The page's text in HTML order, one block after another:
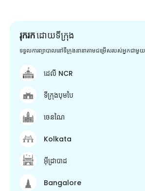
រុករកដោយទីក្រុង
ទទួលការព្យាបាលនៅទីក្រុងនានាតាមជម្រើសរបស់អ្នកជា
ដេលី NCR
ទីក្រុងបុមបៃ
ចេនណៃ
Kolkata
អ៊ីដ្រាបាដ
Bangalore